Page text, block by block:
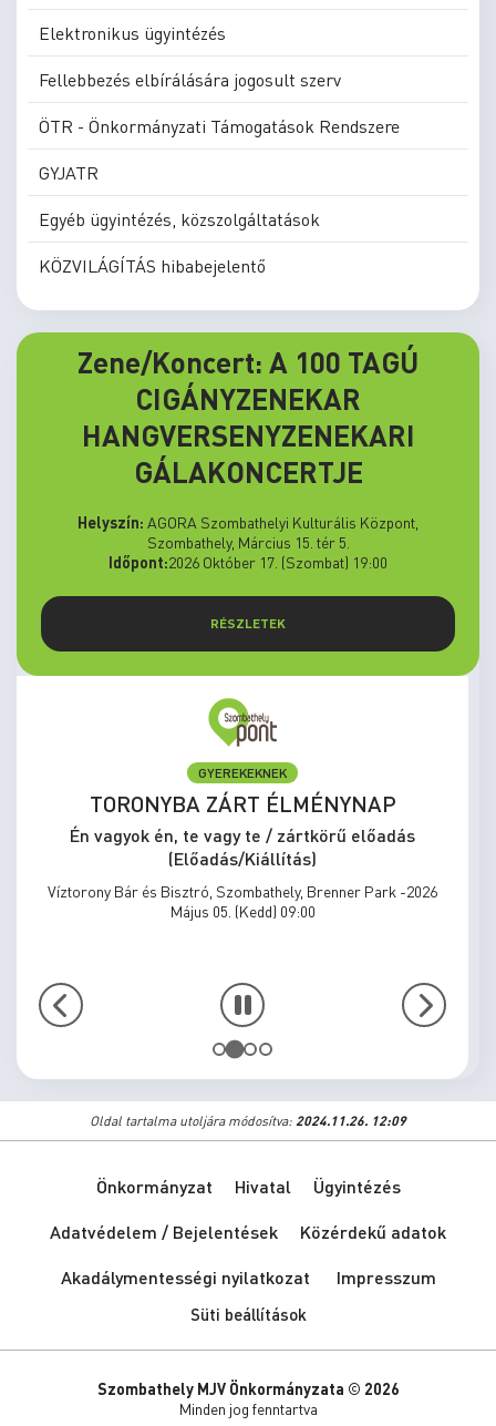
Elektronikus ügyintézés
Fellebbezés elbírálására jogosult szerv
ÖTR - Önkormányzati Támogatások Rendszere
GYJATR
Egyéb ügyintézés, közszolgáltatások
KÖZVILÁGÍTÁS hibabejelentő
Zene/Koncert: A 100 TAGÚ
CIGÁNYZENEKAR
HANGVERSENYZENEKARI
GÁLAKONCERTJE
Helyszín: AGORA Szombathelyi Kulturális Központ,
Szombathely, Március 15. tér 5.
Időpont:2026 Október 17. (Szombat) 19:00
RÉSZLETEK
GYEREKEKNEK
TORONYBA ZÁRT ÉLMÉNYNAP
Én vagyok én, te vagy te / zártkörű előadás
(Előadás/Kiállítás)
Víztorony Bár és Bisztró, Szombathely, Brenner Park -2026
Május 05. (Kedd) 09:00
Oldal tartalma utoljára módosítva: 2024.11.26. 12:09
Önkormányzat Hivatal
Ügyintézés
Adatvédelem / Bejelentések
Közérdekű adatok
Akadálymentességi nyilatkozat
Impresszum
Süti beállítások
Szombathely MJV Önkormányzata © 2026
Minden jog fenntartva